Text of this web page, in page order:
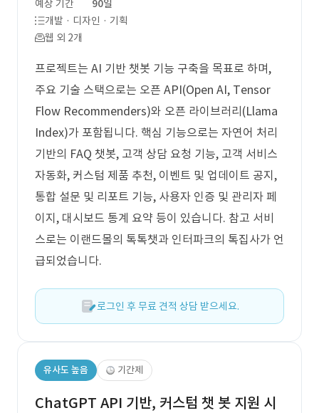
예상 기간
90일
개발 · 디자인 · 기획
웹 외 2개
프로젝트는 AI 기반 챗봇 기능 구축을 목표로 하며,
주요 기술 스택으로는 오픈 API(Open AI, Tensor
Flow Recommenders)와 오픈 라이브러리(Llama
Index)가 포함됩니다. 핵심 기능으로는 자연어 처리
기반의 FAQ 챗봇, 고객 상담 요청 기능, 고객 서비스
자동화, 커스텀 제품 추천, 이벤트 및 업데이트 공지,
통합 설문 및 리포트 기능, 사용자 인증 및 관리자 페
이지, 대시보드 통계 요약 등이 있습니다. 참고 서비
스로는 이랜드몰의 톡톡챗과 인터파크의 톡집사가 언
급되었습니다.
로그인 후 무료 견적 상담 받으세요.
유사도 높음 기간제
ChatGPT API 기반, 커스텀 챗 봇 지원 시